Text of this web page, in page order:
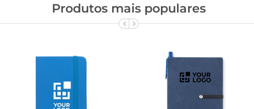
Produtos mais populares